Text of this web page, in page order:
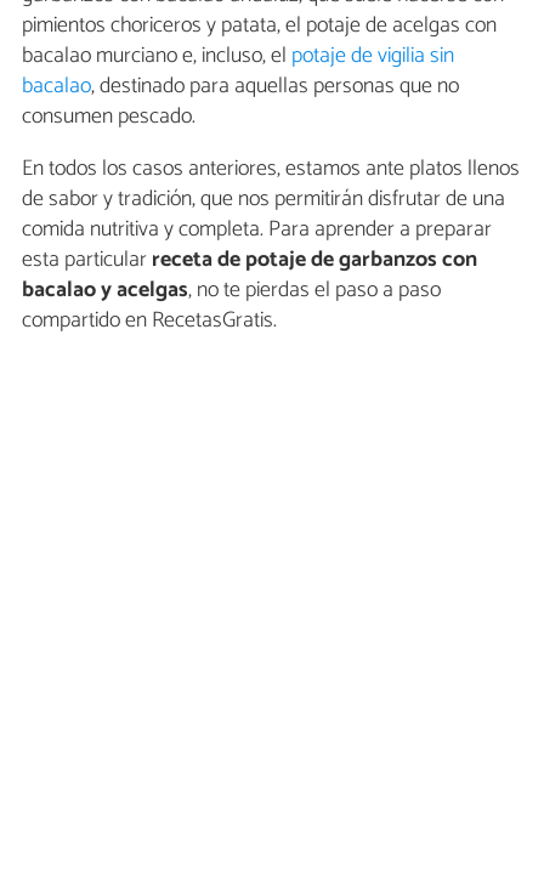
pimientos choriceros y patata, el potaje de acelgas con
bacalao murciano e, incluso, el potaje de vigilia sin
bacalao, destinado para aquellas personas que no
consumen pescado.
En todos los casos anteriores, estamos ante platos llenos
de sabor y tradición, que nos permitirán disfrutar de una
comida nutritiva y completa. Para aprender a preparar
esta particularreceta de potaje de garbanzos con
bacalao y acelgas, no te pierdas el paso a paso
compartido en RecetasGratis.